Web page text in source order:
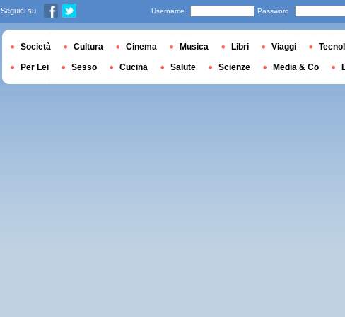
Seguici su Username Password
Società Cultura Cinema Musica Libri Viaggi
Per Lei Sesso Cucina Salute Scienze Media & Co